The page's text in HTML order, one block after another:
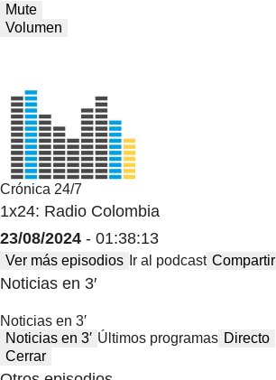
Mute
Volumen
Crónica 24/7
1x24: Radio Colombia
23/08/2024 - 01:38:13
Ver más episodios Ir al podcast Compartir
Noticias en 3′
Noticias en 3′
Noticias en 3′ Últimos programas Directo
Cerrar